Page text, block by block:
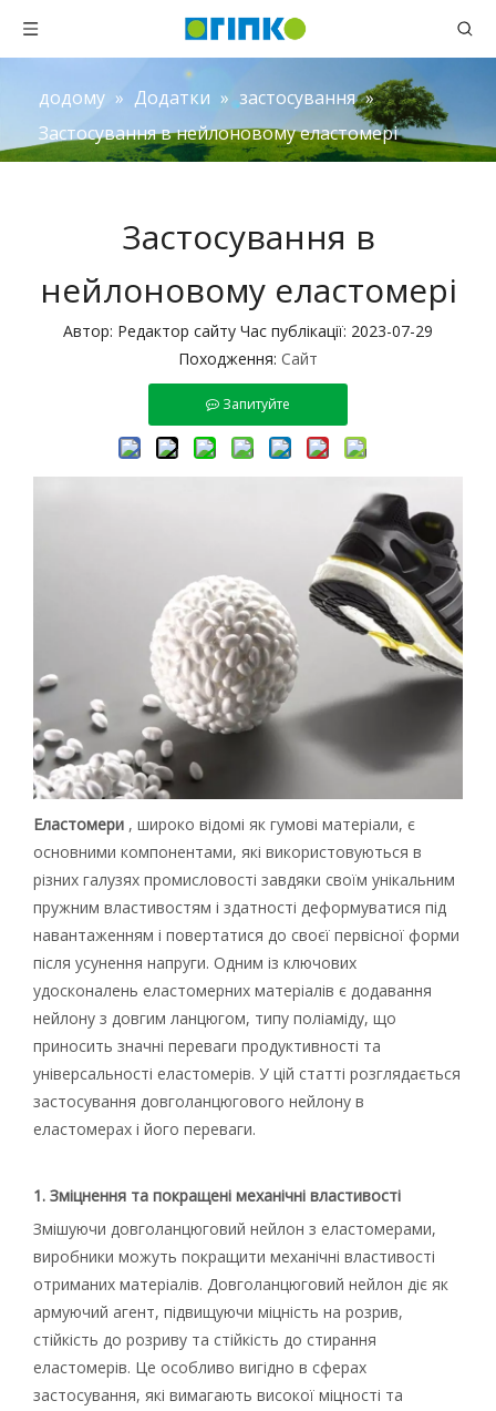
додому » Додатки » застосування »
Застосування в нейлоновому еластомері
Застосування в
нейлоновому еластомері
Автор: Редактор сайту Час публікації: 2023-07-29
Походження: Сайт
Запитуйте
Еластомери , широко відомі як гумові матеріали, є
основними компонентами, які використовуються в
різних галузях промисловості завдяки своїм унікальним
пружним властивостям і здатності деформуватися під
навантаженням і повертатися до своєї первісної форми
після усунення напруги. Одним із ключових
удосконалень еластомерних матеріалів є додавання
нейлону з довгим ланцюгом, типу поліаміду, що
приносить значні переваги продуктивності та
універсальності еластомерів. У цій статті розглядається
застосування довголанцюгового нейлону в
еластомерах і його переваги.
1. Зміцнення та покращені механічні властивості
Змішуючи довголанцюговий нейлон з еластомерами,
виробники можуть покращити механічні властивості
отриманих матеріалів. Довголанцюговий нейлон діє як
армуючий агент, підвищуючи міцність на розрив,
стійкість до розриву та стійкість до стирання
еластомерів. Це особливо вигідно в сферах
застосування, які вимагають високої міцності та